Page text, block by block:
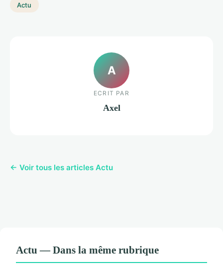
Actu
A
ECRIT PAR
Axel
← Voir tous les articles Actu
Actu — Dans la même rubrique